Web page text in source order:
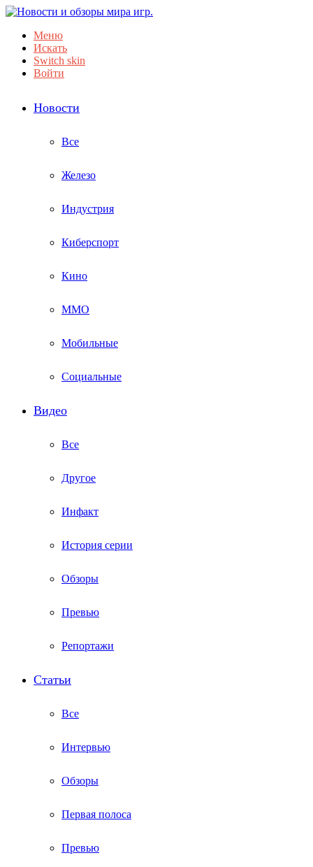
Меню
Искать
Switch skin
Войти
Новости
Все
Железо
Индустрия
Киберспорт
Кино
ММО
Мобильные
Социальные
Видео
Все
Другое
Инфакт
История серии
Обзоры
Превью
Репортажи
Статьи
Все
Интервью
Обзоры
Первая полоса
Превью